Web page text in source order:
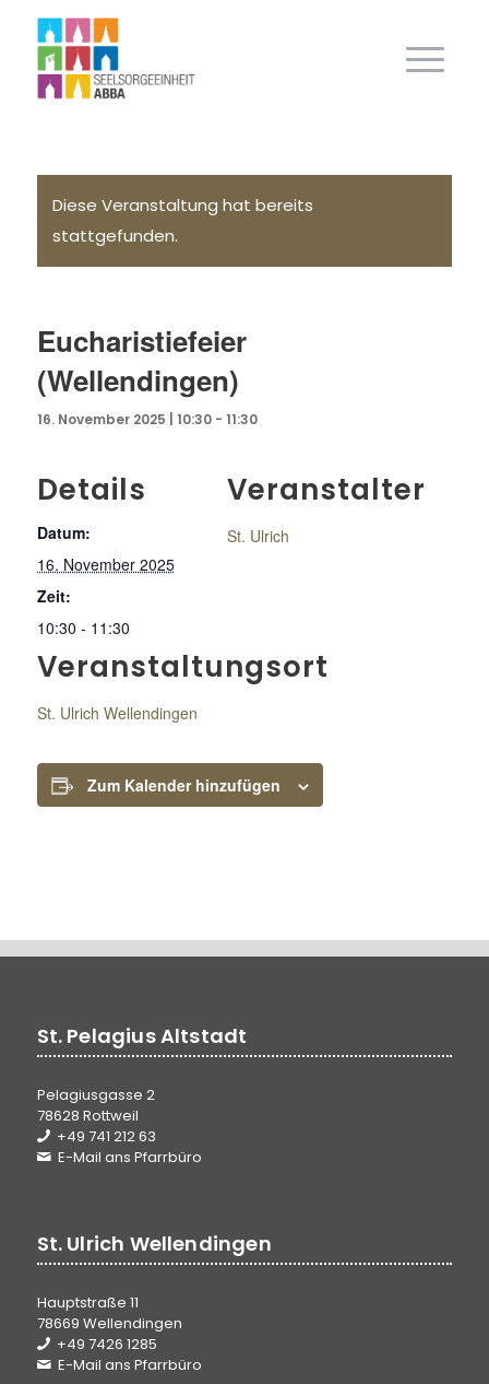
Diese Veranstaltung hat bereits
stattgefunden.
Eucharistiefeier
(Wellendingen)
16. November 2025 | 10:30- 11:30
Details
Datum:
16. November 2025
Zeit:
10:30 - 11:30
Veranstaltungsort
St. Ulrich Wellendingen
Veranstalter
St. Ulrich
Zum Kalender hinzufügen
St. Pelagius Altstadt
Pelagiusgasse 2
78628 Rottweil
+49 741 212 63
E-Mail ans Pfarrbüro
St. Ulrich Wellendingen
Hauptstraße 11
78669 Wellendingen
+49 7426 1285
E-Mail ans Pfarrbüro